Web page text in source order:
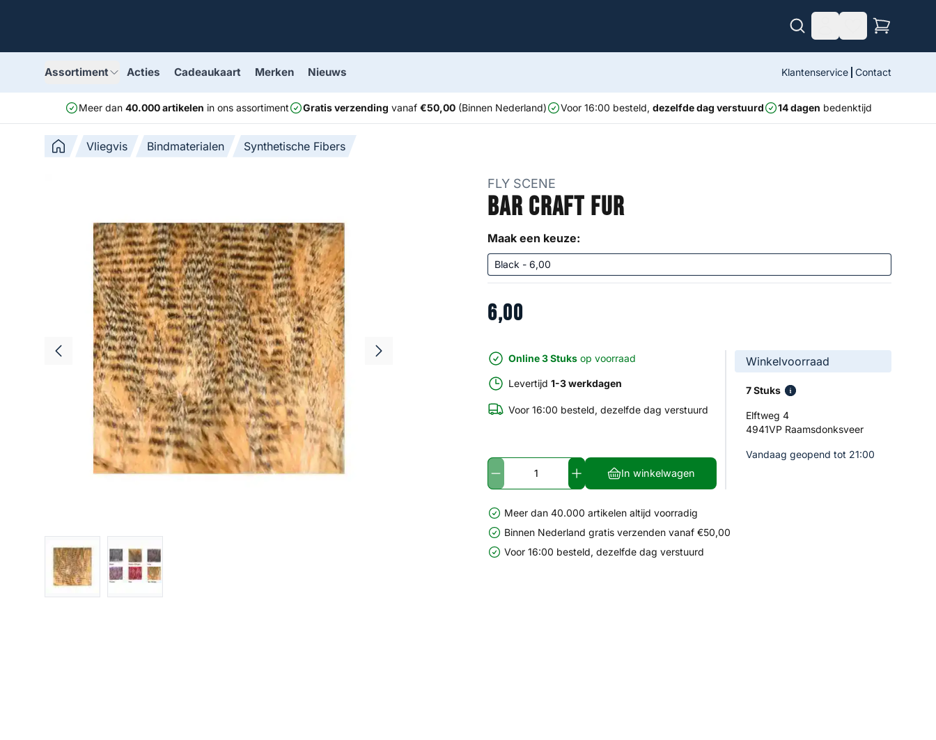
Assortiment Acties Cadeaukaart Merken Nieuws Klantenservice Contact
Meer dan 40.000 artikelen in ons assortiment Gratis verzending vanaf €50,00(Binnen Nederland) Voor 16:00 besteld, dezelfde dag verstuurd 14 dagen bedenktijd
Vliegvis Bindmaterialen Synthetische Fibers
FLY SCENE
Bar Craft Fur
Maak een keuze:
6,00
Online 3 Stuks op voorraad
Levertijd 1-3 werkdagen
Voor 16:00 besteld, dezelfde dag verstuurd
In winkelwagen
Winkelvoorraad
7 Stuks
Elftweg 4
4941VP Raamsdonksveer
Vandaag geopend tot 21:00
Meer dan 40.000 artikelen altijd voorradig
Binnen Nederland gratis verzenden vanaf €50,00
Voor 16:00 besteld, dezelfde dag verstuurd